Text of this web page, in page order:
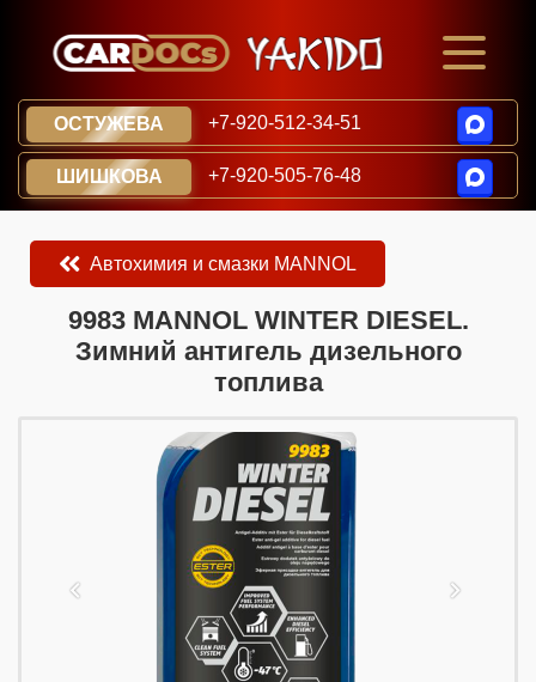
ОСТУЖЕВА +7-920-512-34-51
ШИШКОВА +7-920-505-76-48
Автохимия и смазки MANNOL
​​​​9983 MANNOL WINTER DIESEL.
Зимний антигель дизельного
топлива